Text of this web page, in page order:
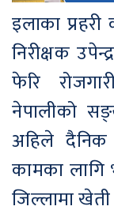
इलाका प्रहरी
निरीक्षक
फेरि
नेपालीको
अहिले
कामका लागि
जिल्लामा